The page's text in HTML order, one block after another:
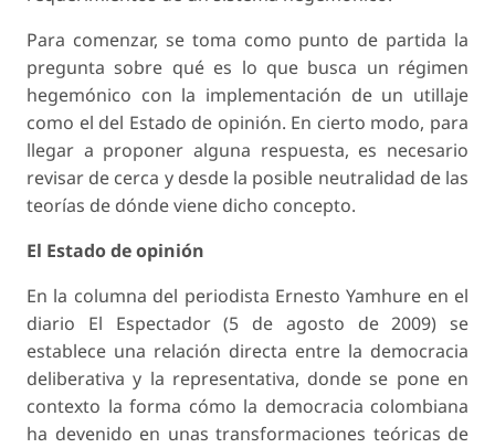
Para comenzar, se toma como punto de partida la
pregunta sobre qué es lo que busca un régimen
hegemónico con la implementación de un utillaje
como el del Estado de opinión. En cierto modo, para
llegar a proponer alguna respuesta, es necesario
revisar de cerca y desde la posible neutralidad de las
teorías de dónde viene dicho concepto.
El Estado de opinión
En la columna del periodista Ernesto Yamhure en el
diario El Espectador (5 de agosto de 2009) se
establece una relación directa entre la democracia
deliberativa y la representativa, donde se pone en
contexto la forma cómo la democracia colombiana
ha devenido en unas transformaciones teóricas de